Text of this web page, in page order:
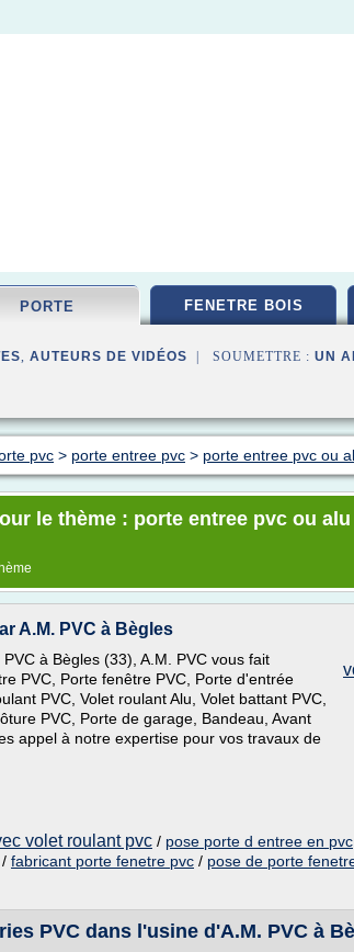
PORTE FENETRE BOIS
, AUTEURS DE VIDÉOS | SOUMETTRE : UN
pvc > porte entree pvc > porte entree pvc ou
le thème : porte entree pvc ou alu
A.M. PVC à Bègles
à Bègles (33), A.M. PVC vous fait
PVC, Porte fenêtre PVC, Porte d'entrée
PVC, Volet roulant Alu, Volet battant PVC,
PVC, Porte de garage, Bandeau, Avant
appel à notre expertise pour vos travaux de
volet roulant pvc / pose porte d entree en pvc
/ fabricant porte fenetre pvc / pose de porte
PVC dans l'usine d'A.M. PVC à